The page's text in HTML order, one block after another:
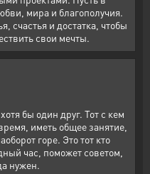
мира и благополучия.
счастья и достатка, чтобы
свои мечты.
бы один друг. Тот с кем
иметь общее занятие,
горе. Это тот кто
час, поможет советом,
нужен.